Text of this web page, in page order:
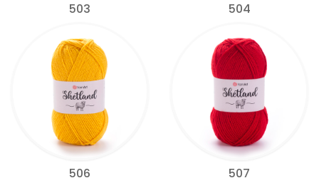
503 504
506 507